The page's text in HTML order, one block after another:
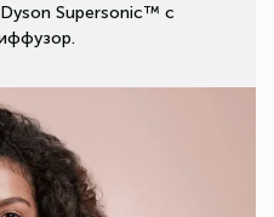
Supersonic™ с